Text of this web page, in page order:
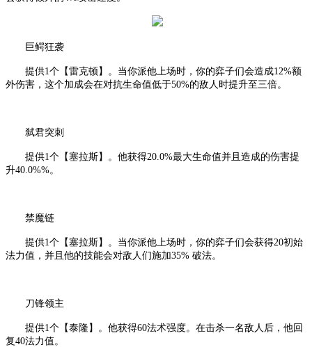
巨鳄狂袭
提供1个【雷克顿】。当你派他上场时，你的弈子们会造成12%额
外伤害，这个加成会在对抗生命值低于50%的敌人时提升至三倍。
弑君突刺
提供1个【塞拉斯】。他获得20.0%最大生命值并且造成的伤害提
升40.0%%。
禁魔链
提供1个【塞拉斯】。当你派他上场时，你的弈子们会获得20初始
法力值，并且他的技能会对敌人们施加35% 破法。
刀锋领主
提供1个【泰隆】。他获得60法术强度。在击杀一名敌人后，他回
复40法力值。